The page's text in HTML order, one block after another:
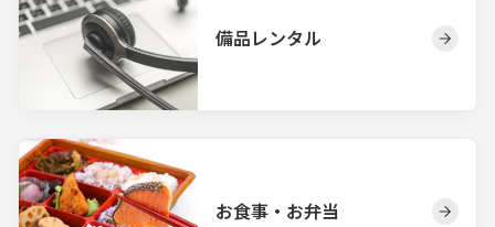
備品レンタル
お食事・お弁当